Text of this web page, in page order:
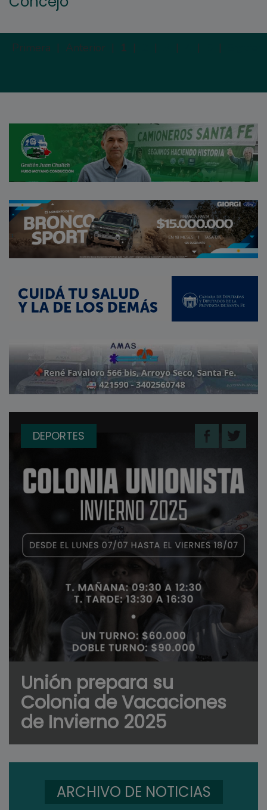
Primera | Anterior | 1 | | | | |
DEPORTES
Unión prepara su
Colonia de Vacaciones
de Invierno 2025
ARCHIVO DE NOTICIAS